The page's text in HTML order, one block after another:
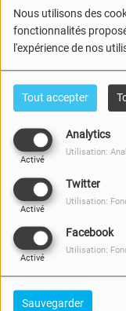
Nous utilisons des
fonctionnalités
l'expérience de nos
Tout accepter
Analytics
Activé
Utilisation:
Twitter
Activé
Utilisation:
Facebook
Activé
Utilisation:
Sauvegarder
11 MARS 2026
Yvane Lemesle et
"Entre César et
récompenses du